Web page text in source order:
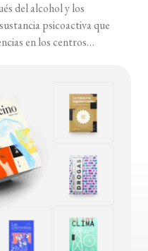
del alcohol y los
psicoactiva que
en los centros
de América del Sur